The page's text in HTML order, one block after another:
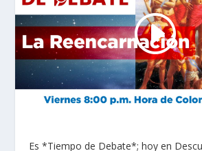
Es *Tiempo de Debate*; hoy en